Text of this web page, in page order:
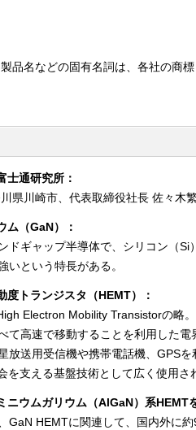
品名などの固有名詞は、各社の商標
士通研究所：
県川崎市、代表取締役社長 佐々木繁
ム（GaN）：
ドギャップ半導体で、シリコン（
いという特長がある。
度トランジスタ（HEMT）：
Electron Mobility Transistorの略
て高速で移動することを利用した
放送用受信機や携帯電話機、GPS
を支える基盤技術として広く使用さ
ニウムガリウム（AlGaN）系HEMT
GaN HEMTに関連して、国内外に約